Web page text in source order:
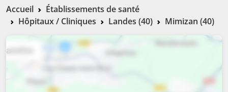
Accueil
Établissements de santé
Hôpitaux / Cliniques
Landes (40) Mimizan (40)